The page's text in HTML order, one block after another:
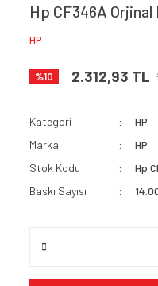
Hp CF346A
HP
%10 2.312,93 TL
Kategori
HP
Marka
HP
Stok Kodu
Hp
Baskı Sayısı